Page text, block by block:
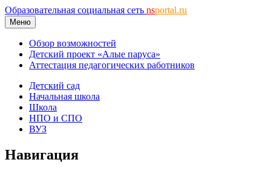
Образовательная социальная сеть nsportal.ru
Меню
Обзор возможностей
Детский проект «Алые паруса»
Аттестация педагогических работников
Детский сад
Начальная школа
Школа
НПО и СПО
ВУЗ
Навигация